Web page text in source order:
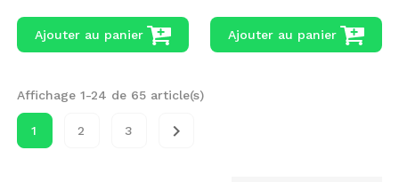
Ajouter au panier Ajouter au panier
Affichage 1-24 de 65 article(s)
1 2 3 